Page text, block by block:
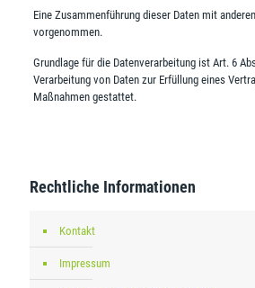
Eine Zusammenführung dieser Daten mit
vorgenommen.
Grundlage für die Datenverarbeitung ist Art. 6
Verarbeitung von Daten zur Erfüllung eines
Maßnahmen gestattet.
Rechtliche Informationen
Kontakt
Impressum